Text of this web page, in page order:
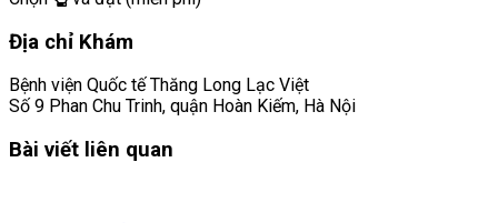
Địa chỉ Khám
Bệnh viện Quốc tế Thăng Long Lạc Việt
Số 9 Phan Chu Trinh, quận Hoàn Kiếm, Hà Nội
Bài viết liên quan